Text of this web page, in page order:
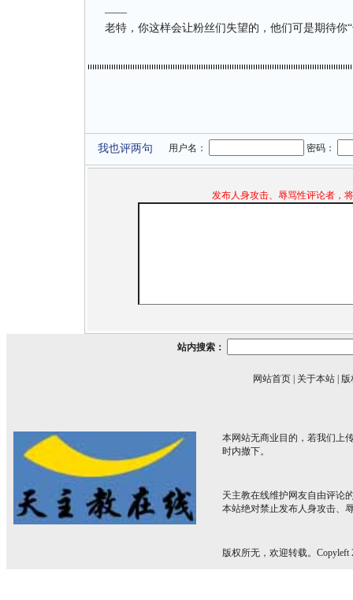
——
老特，你这样会让粉丝们失望的，他们可是期待你
我也评两句 用户名： 密码：
发布人身攻击、辱骂性评论者，
站内搜索：
网站首页 关于本站 版
本网站无商业目的，若我们上
时内撤下。
天主教在线维护网友自由评论
本站绝对禁止发布人身攻击、
版权所无，欢迎转载。